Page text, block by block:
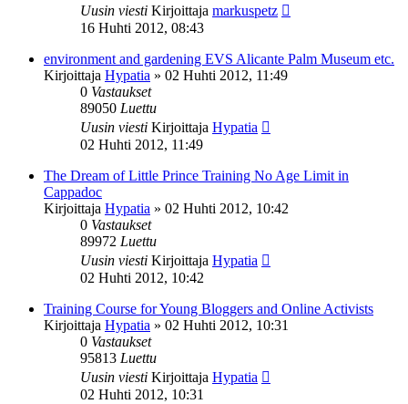
Uusin viesti Kirjoittaja markuspetz
16 Huhti 2012, 08:43
environment and gardening EVS Alicante Palm Museum etc.
Kirjoittaja Hypatia » 02 Huhti 2012, 11:49
0 Vastaukset
89050 Luettu
Uusin viesti Kirjoittaja Hypatia
02 Huhti 2012, 11:49
The Dream of Little Prince Training No Age Limit in
Cappadoc
Kirjoittaja Hypatia » 02 Huhti 2012, 10:42
0 Vastaukset
89972 Luettu
Uusin viesti Kirjoittaja Hypatia
02 Huhti 2012, 10:42
Training Course for Young Bloggers and Online Activists
Kirjoittaja Hypatia » 02 Huhti 2012, 10:31
0 Vastaukset
95813 Luettu
Uusin viesti Kirjoittaja Hypatia
02 Huhti 2012, 10:31